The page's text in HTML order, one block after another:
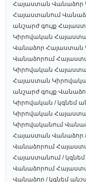
Հայաստան Վանաձոր
Հայաստանում
անշարժ գույք
Կիրովական
Վանաձոր Հայաստան
Վանաձորում
Կիրովական
Հայաստան
անշարժ գույք
Կիրովական / կգնեմ
Կիրովական
Կիրովականում
Հայաստան Վանաձոր /
Վանաձորում
Հայաստանում /
Վանաձորում
Վանաձոր / կգնեմ